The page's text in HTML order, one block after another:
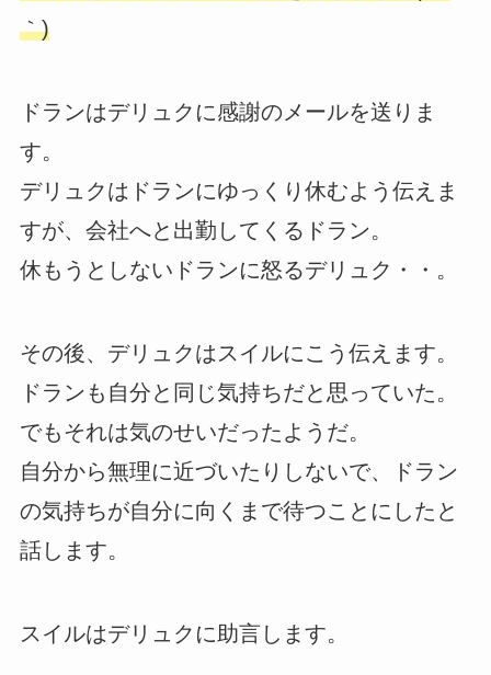
｀)
ドランはデリュクに感謝のメールを送りま
す。
デリュクはドランにゆっくり休むよう伝えま
すが、会社へと出勤してくるドラン。
休もうとしないドランに怒るデリュク・・。
その後、デリュクはスイルにこう伝えます。
ドランも自分と同じ気持ちだと思っていた。
でもそれは気のせいだったようだ。
自分から無理に近づいたりしないで、ドラン
の気持ちが自分に向くまで待つことにしたと
話します。
スイルはデリュクに助言します。